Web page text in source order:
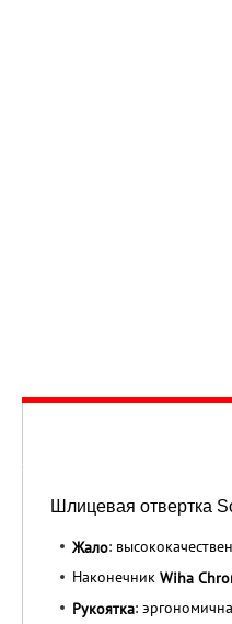
Шлицевая отвертка
Жало:
Наконечник Wiha
Рукоятка: